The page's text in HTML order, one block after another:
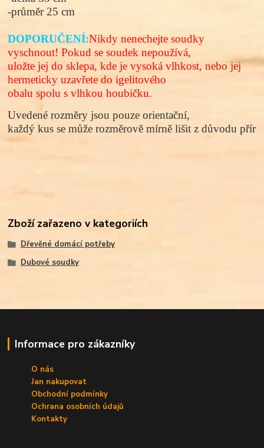
-průměr 25 cm
DOPORUČENÍ:Nikdy nenechejte soudky
vyschnout! Pokud se soudek nepoužívá,
uložte jej do sklepa, kde je vysoká vlhkost, nebo jej
hermeticky uzavřete do igelitového
obalu spolu s vlhkou houbičku.
Uvedené rozměry jsou pouze orientační,
každý kus se může rozměrově mírně lišit z důvodu
Zboží zařazeno v kategoriích
Dřevěné domácí potřeby
Dubové soudky
Informace pro zákazníky
O nás
Jan nakupovat
Obchodní podmínky
Ochrana osobních údajů
Kontakty